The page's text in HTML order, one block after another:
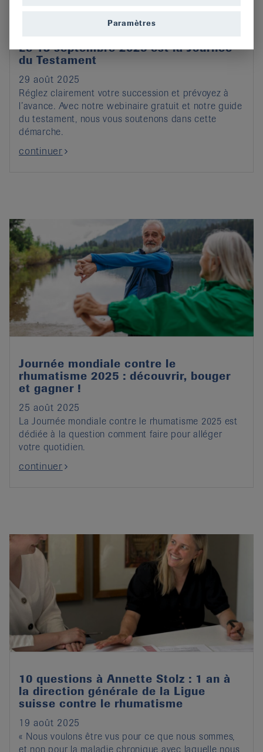
Le 13 septembre 2025 est la Journée
du Testament
29 août 2025
Réglez clairement votre succession et prévoyez à
l’avance. Avec notre webinaire gratuit et notre guide
du testament, nous vous soutenons dans cette
démarche.
continuer
Journée mondiale contre le
rhumatisme 2025 : découvrir, bouger
et gagner !
25 août 2025
La Journée mondiale contre le rhumatisme 2025 est
dédiée à la question comment faire pour alléger
votre quotidien.
continuer
10 questions à Annette Stolz : 1 an à
la direction générale de la Ligue
suisse contre le rhumatisme
19 août 2025
« Nous voulons être vus pour ce que nous sommes,
et non pour la maladie chronique avec laquelle nous
Paramètres